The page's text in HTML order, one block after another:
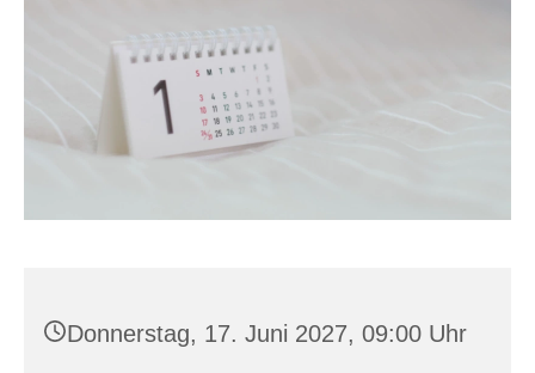
Donnerstag, 17. Juni 2027, 09:00 Uhr